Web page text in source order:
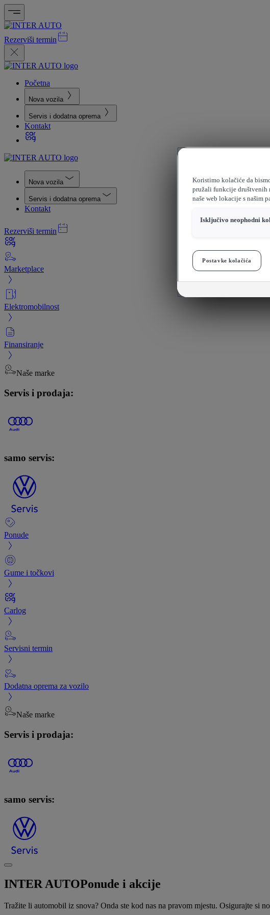
Rezerviši termin
Početna
Nova vozila
Servis i dodatna oprema
Kontakt
Nova vozila
Servis i dodatna oprema
Kontakt
Rezerviši termin
Marketplace
Elektromobilnost
Finansiranje
Naše marke
Servis i prodaja:
samo servis:
Ponude
Gume i točkovi
Carlog
Servisni termin
Dodatna oprema za vozilo
Naše marke
Servis i prodaja:
samo servis:
INTER AUTOPonude i akcije
Tražite li automobil iz snova? Onda ste kod nas na pravom mjestu. Osigurajte
Koristimo kolačiće da
pružali funkcije društvenih
naše web lokacije s našim
Isključivo neophodni
Postavke kolačića